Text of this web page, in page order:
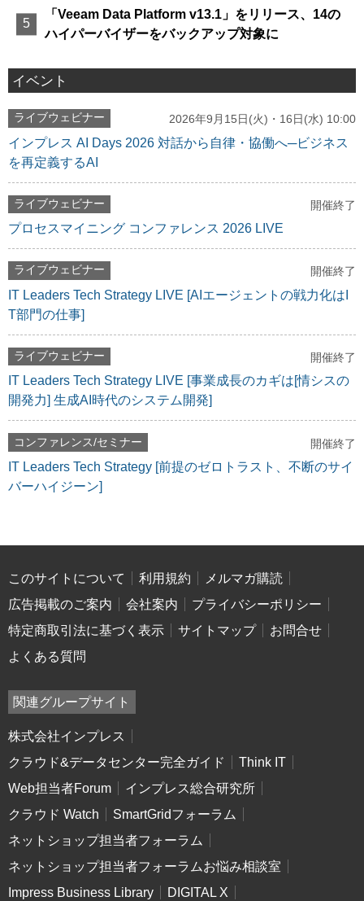
「Veeam Data Platform v13.1」をリリース、14の
ハイパーバイザーをバックアップ対象に
イベント
ライブウェビナー 2026年9月15日(火)・16日(水) 10:00
インプレス AI Days 2026 対話から自律・協働へ─ビジネス
を再定義するAI
ライブウェビナー 開催終了
プロセスマイニング コンファレンス 2026 LIVE
ライブウェビナー 開催終了
IT Leaders Tech Strategy LIVE [AIエージェントの戦力化はI
T部門の仕事]
ライブウェビナー 開催終了
IT Leaders Tech Strategy LIVE [事業成長のカギは[情シスの
開発力] 生成AI時代のシステム開発]
コンファレンス/セミナー 開催終了
IT Leaders Tech Strategy [前提のゼロトラスト、不断のサイ
バーハイジーン]
このサイトについて 利用規約
メルマガ購読
広告掲載のご案内
会社案内
プライバシーポリシー
特定商取引法に基づく表示
サイトマップ
お問合せ
よくある質問
関連グループサイト
株式会社インプレス
クラウド&データセンター完全ガイド
Think IT
Web担当者Forum
インプレス総合研究所
クラウド Watch
SmartGridフォーラム
ネットショップ担当者フォーラム
ネットショップ担当者フォーラムお悩み相談室
Impress Business Library
DIGITAL X